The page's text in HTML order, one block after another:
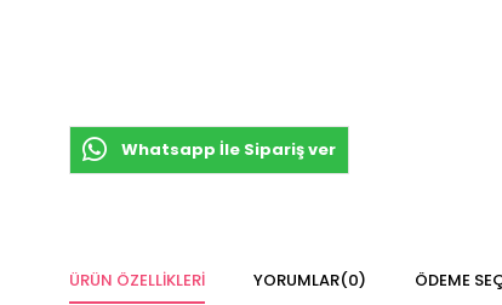
Whatsapp İle Sipariş ver
ÜRÜN ÖZELLIKLERI YORUMLAR(0) ÖDEME